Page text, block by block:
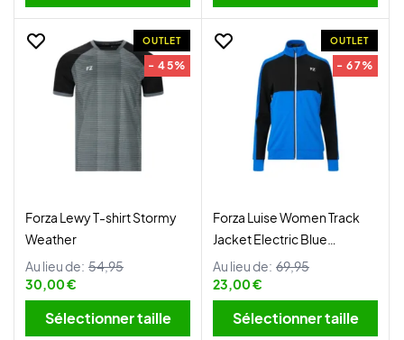
OUTLET
- 45%
Forza Lewy T-shirt Stormy
Weather
Au lieu de: 54,95
30,00 €
Sélectionner taille
OUTLET
- 67%
Forza Luise Women Track
Jacket Electric Blue
Lemonade
Au lieu de: 69,95
23,00 €
Sélectionner taille